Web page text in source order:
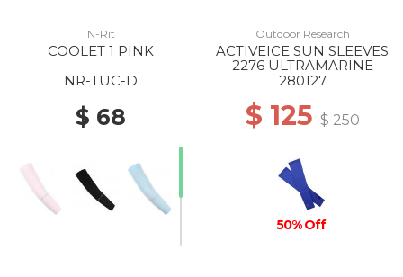
N-Rit
COOLET 1 PINK
NR-TUC-D
$ 68
Outdoor Research
ACTIVEICE SUN SLEEVES
2276 ULTRAMARINE
280127
$ 125$ 250
50% Off